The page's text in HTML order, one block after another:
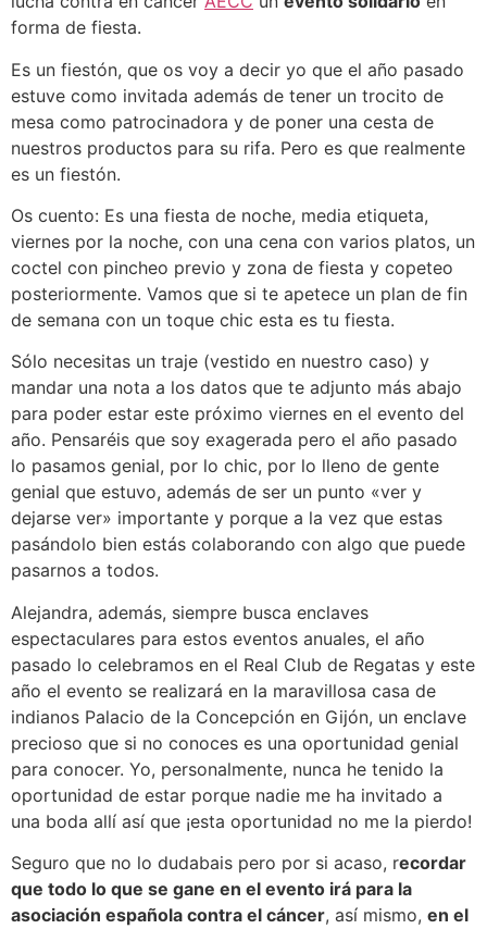
forma de fiesta.
Es un fiestón, que os voy a decir yo que el año pasado
estuve como invitada además de tener un trocito de
mesa como patrocinadora y de poner una cesta de
nuestros productos para su rifa. Pero es que realmente
es un fiestón.
Os cuento: Es una fiesta de noche, media etiqueta,
viernes por la noche, con una cena con varios platos, un
coctel con pincheo previo y zona de fiesta y copeteo
posteriormente. Vamos que si te apetece un plan de fin
de semana con un toque chic esta es tu fiesta.
Sólo necesitas un traje (vestido en nuestro caso) y
mandar una nota a los datos que te adjunto más abajo
para poder estar este próximo viernes en el evento del
año. Pensaréis que soy exagerada pero el año pasado
lo pasamos genial, por lo chic, por lo lleno de gente
genial que estuvo, además de ser un punto «ver y
dejarse ver» importante y porque a la vez que estas
pasándolo bien estás colaborando con algo que puede
pasarnos a todos.
Alejandra, además, siempre busca enclaves
espectaculares para estos eventos anuales, el año
pasado lo celebramos en el Real Club de Regatas y este
año el evento se realizará en la maravillosa casa de
indianos Palacio de la Concepción en Gijón, un enclave
precioso que si no conoces es una oportunidad genial
para conocer. Yo, personalmente, nunca he tenido la
oportunidad de estar porque nadie me ha invitado a
una boda allí así que ¡esta oportunidad no me la pierdo!
Seguro que no lo dudabais pero por si acaso, recordar
que todo lo que se gane en el evento irá para la
asociación española contra el cáncer, así mismo, en el